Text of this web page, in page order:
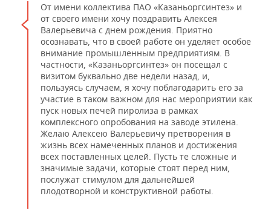
От имени коллектива ПАО «Казаньоргсинтез» и
от своего имени хочу поздравить Алексея
Валерьевича с днем рождения. Приятно
осознавать, что в своей работе он уделяет особое
внимание промышленным предприятиям. В
частности, «Казаньоргсинтез» он посещал с
визитом буквально две недели назад, и,
пользуясь случаем, я хочу поблагодарить его за
участие в таком важном для нас мероприятии как
пуск новых печей пиролиза в рамках
комплексного опробования на заводе этилена.
Желаю Алексею Валерьевичу претворения в
жизнь всех намеченных планов и достижения
всех поставленных целей. Пусть те сложные и
значимые задачи, которые стоят перед ним,
послужат стимулом для дальнейшей
плодотворной и конструктивной работы.